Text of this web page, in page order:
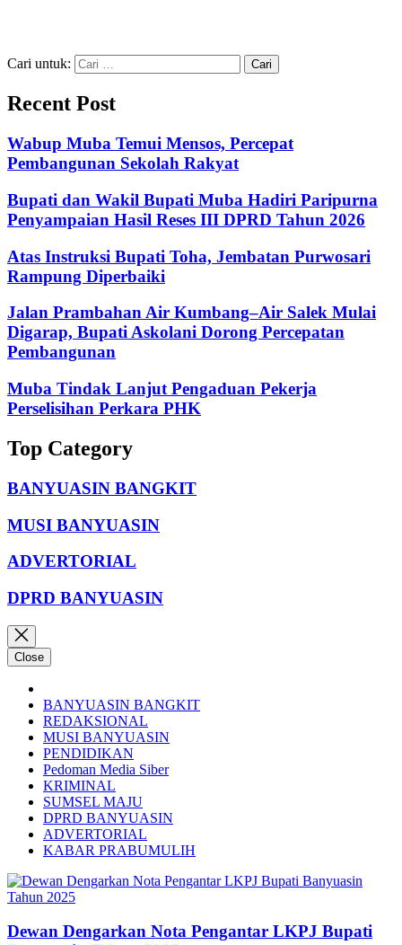
Cari untuk:
Recent Post
Wabup Muba Temui Mensos, Percepat
Pembangunan Sekolah Rakyat
Bupati dan Wakil Bupati Muba Hadiri Paripurna
Penyampaian Hasil Reses III DPRD Tahun 2026
Atas Instruksi Bupati Toha, Jembatan Purwosari
Rampung Diperbaiki
Jalan Prambahan Air Kumbang–Air Salek Mulai
Digarap, Bupati Askolani Dorong Percepatan
Pembangunan
Muba Tindak Lanjut Pengaduan Pekerja
Perselisihan Perkara PHK
Top Category
BANYUASIN BANGKIT
MUSI BANYUASIN
ADVERTORIAL
DPRD BANYUASIN
Close
BANYUASIN BANGKIT
REDAKSIONAL
MUSI BANYUASIN
PENDIDIKAN
Pedoman Media Siber
KRIMINAL
SUMSEL MAJU
DPRD BANYUASIN
ADVERTORIAL
KABAR PRABUMULIH
Dewan Dengarkan Nota Pengantar LKPJ Bupati